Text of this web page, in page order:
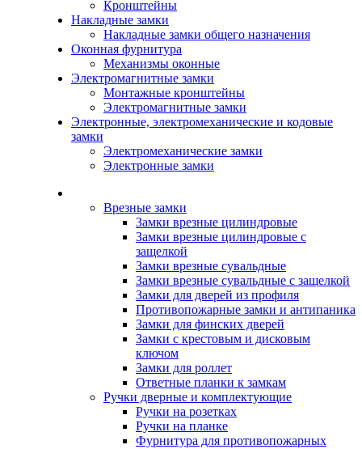
Кронштейны
Накладные замки
Накладные замки общего назначения
Оконная фурнитура
Механизмы оконные
Электромагнитные замки
Монтажные кронштейны
Электромагнитные замки
Электронные, электромеханические и кодовые
замки
Электромеханические замки
Электронные замки
Врезные замки
Замки врезные цилиндровые
Замки врезные цилиндровые с
защелкой
Замки врезные сувальдные
Замки врезные сувальдные с защелкой
Замки для дверей из профиля
Противопожарные замки и антипаника
Замки для финских дверей
Замки с крестовым и дисковым
ключом
Замки для роллет
Ответные планки к замкам
Ручки дверные и комплектующие
Ручки на розетках
Ручки на планке
Фурнитура для противопожарных